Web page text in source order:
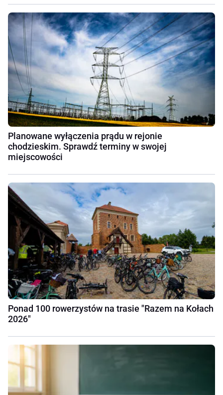
Planowane wyłączenia prądu w rejonie
chodzieskim. Sprawdź terminy w swojej
miejscowości
Ponad 100 rowerzystów na trasie "Razem na Kołach
2026"